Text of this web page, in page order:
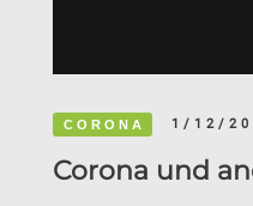
CORONA 1/12/
Corona und